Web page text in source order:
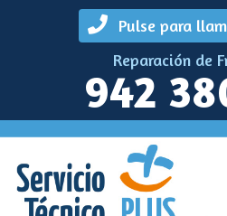
Pulse para
Reparación de
942